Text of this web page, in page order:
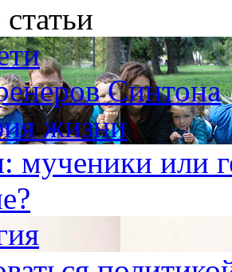
Синтона
жизни
мученики или